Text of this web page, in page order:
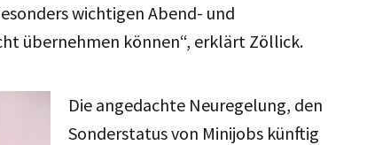
wichtigen Abend- und
übernehmen können“, erklärt Zöllick.
Die angedachte Neuregelung, den
Sonderstatus von Minijobs künftig